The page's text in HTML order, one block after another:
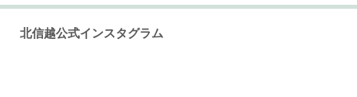
北信越公式インスタグラム